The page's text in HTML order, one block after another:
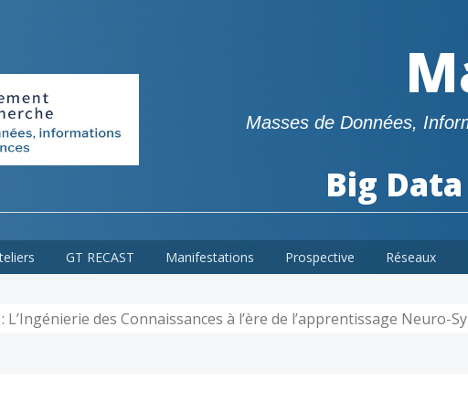
Masses de Données,
Big
GT RECAST Manifestations Prospective Réseaux
: L’Ingénierie des Connaissances à l’ère de l’apprentissage